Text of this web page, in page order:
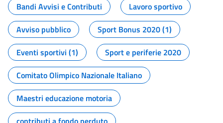
Bandi Avvisi e Contributi
Lavoro sportivo
Avviso pubblico
Sport Bonus 2020 (1)
Eventi sportivi (1)
Sport e periferie 2020
Comitato Olimpico Nazionale Italiano
Maestri educazione motoria